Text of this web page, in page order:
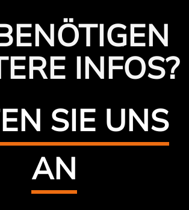
INFOS?
SIE UNS
AN